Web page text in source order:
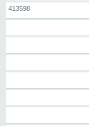
413598